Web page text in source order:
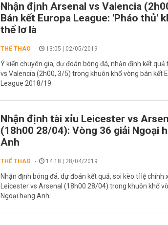
Nhận định Arsenal vs Valencia
Bán kết Europa League: 'Pháo thủ'
thể lơ là
THỂ THAO 13:05 | 02/05/2019
Ý kiến chuyên gia, dự đoán bóng đá, nhận định kết quả
vs Valencia (2h00, 3/5) trong khuôn khổ vòng bán kết
League 2018/19.
Nhận định tài xỉu Leicester vs
(18h00 28/04): Vòng 36 giải Ngoại
Anh
THỂ THAO 14:18 | 28/04/2019
Nhận định bóng đá, dự đoán kết quả, soi kèo tỉ lệ chính
Leicester vs Arsenal (18h00 28/04) trong khuôn khổ
Ngoại hạng Anh